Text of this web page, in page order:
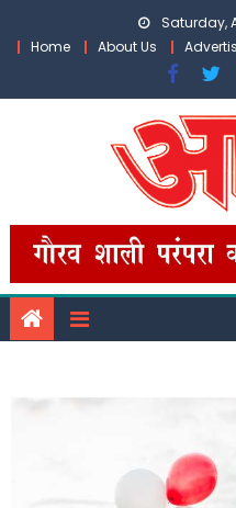
Saturday,
Home
About Us